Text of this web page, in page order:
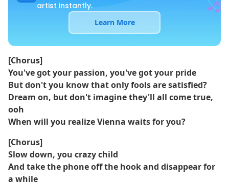
artist instantly.
Learn More
[Chorus]
You've got your passion, you've got your pride
But don't you know that only fools are satisfied?
Dream on, but don't imagine they'll all come true,
ooh
When will you realize Vienna waits for you?
[Chorus]
Slow down, you crazy child
And take the phone off the hook and disappear for
a while